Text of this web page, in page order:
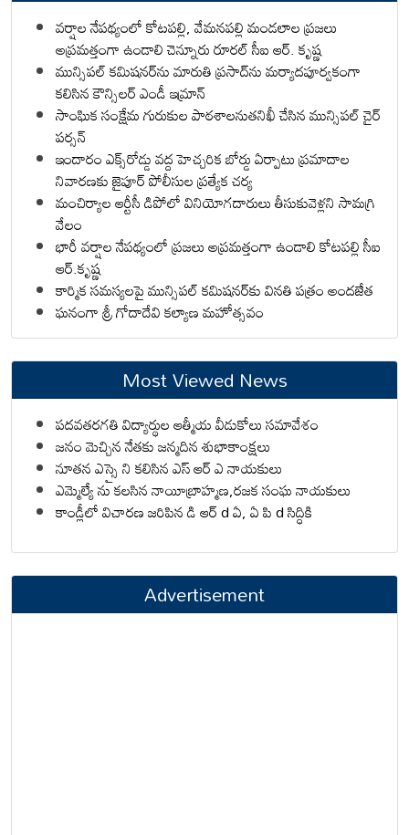
వర్షాల నేపథ్యంలో కోటపల్లి, వేమనపల్లి మండలాల ప్రజలు
అప్రమత్తంగా ఉండాలి చెన్నూరు రూరల్ సీఐ ఆర్. కృష్ణ
మున్సిపల్ కమిషనర్‌ను మారుతి ప్రసాద్‌ను మర్యాదపూర్వకంగా
కలిసిన కౌన్సిలర్ ఎండీ ఇమ్రాన్ ​
సాంఘిక సంక్షేమ గురుకుల పాఠశాలనుతనిఖీ చేసిన మున్సిపల్ చైర్
పర్సన్
ఇందారం ఎక్స్‌రోడ్డు వద్ద హెచ్చరిక బోర్డు ఏర్పాటు ప్రమాదాల
నివారణకు జైపూర్ పోలీసుల ప్రత్యేక చర్య
మంచిర్యాల ఆర్టీసీ డిపోలో వినియోగదారులు తీసుకువెళ్లని సామగ్రి
వేలం
భారీ వర్షాల నేపథ్యంలో ప్రజలు అప్రమత్తంగా ఉండాలి కోటపల్లి సీఐ
ఆర్.కృష్ణ
కార్మిక సమస్యలపై మున్సిపల్ కమిషనర్‌కు వినతి పత్రం అందజేత
ఘనంగా శ్రీ గోదాదేవి కల్యాణ మహోత్సవం
Most Viewed News
పదవతరగతి విద్యార్థుల ఆత్మీయ వీడుకోలు సమావేశం
జనం మెచ్చిన నేతకు జన్మదిన శుభాకాంక్షలు
నూతన ఎస్సై ని కలిసిన ఎస్ ఆర్ ఎ నాయకులు
ఎమ్మెల్యే ను కలసిన నాయీబ్రాహ్మణ,రజక సంఘ నాయకులు
కాండ్లీలో విచారణ జరిపిన డి ఆర్ d ఏ, ఏ పి d సిద్ధికి
Advertisement